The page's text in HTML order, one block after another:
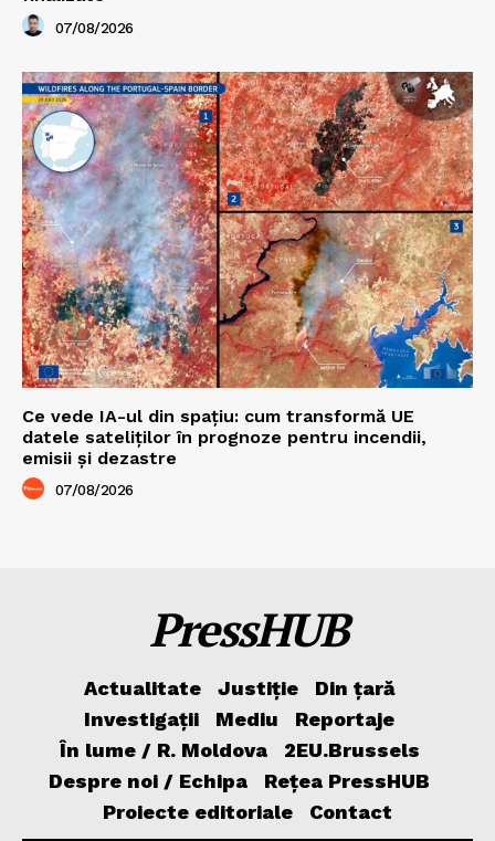
07/08/2026
Ce vede IA-ul din spațiu: cum transformă UE
datele sateliților în prognoze pentru incendii,
emisii și dezastre
07/08/2026
PressHUB
Actualitate Justiție
Din țară
Investigații
Mediu
Reportaje
În lume / R. Moldova
2EU.Brussels
Despre noi / Echipa
Rețea PressHUB
Proiecte editoriale
Contact